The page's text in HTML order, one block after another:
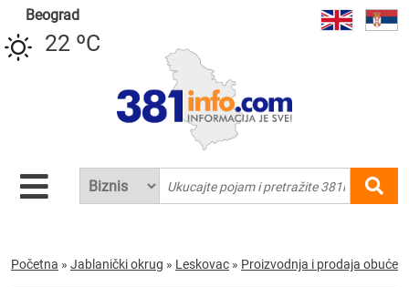
Beograd
22 ºC
Početna » Jablanički okrug » Leskovac » Proizvodnja i prodaja obuće